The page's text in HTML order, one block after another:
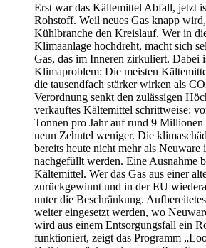
Erst war das Kältemittel Abfall, jetzt
Rohstoff. Weil neues Gas knapp
Kühlbranche den Kreislauf. Wer in
Klimaanlage hochdreht, macht sich
Gas, das im Inneren zirkuliert. Dabei
Klimaproblem: Die meisten
die tausendfach stärker wirken als
Verordnung senkt den zulässigen
verkauftes Kältemittel schrittweise:
Tonnen pro Jahr auf rund 9 Millionen
neun Zehntel weniger. Die
bereits heute nicht mehr als Neuware
nachgefüllt werden. Eine Ausnahme
Kältemittel. Wer das Gas aus einer
zurückgewinnt und in der EU
unter die Beschränkung.
weiter eingesetzt werden, wo
wird aus einem Entsorgungsfall ein
funktioniert, zeigt das Programm